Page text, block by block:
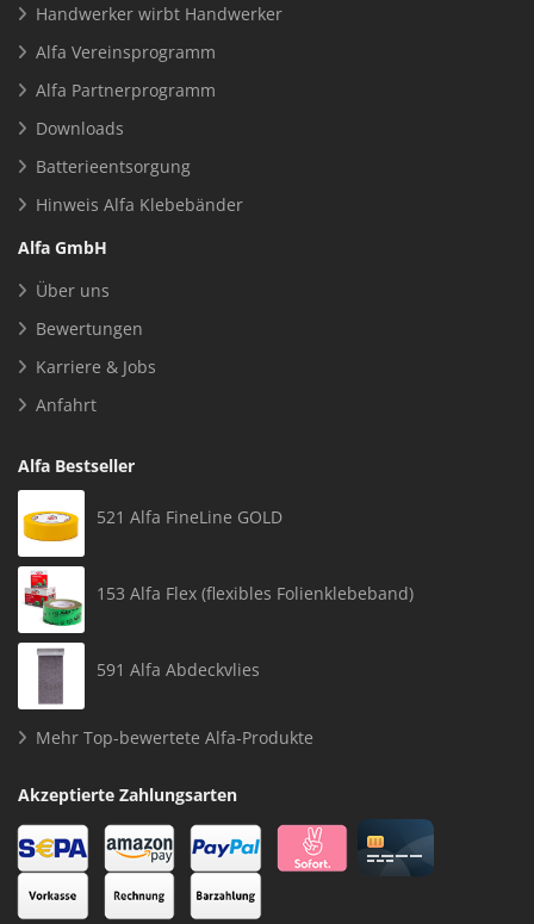
Handwerker wirbt Handwerker
Alfa Vereinsprogramm
Alfa Partnerprogramm
Downloads
Batterieentsorgung
Hinweis Alfa Klebebänder
Alfa GmbH
Über uns
Bewertungen
Karriere & Jobs
Anfahrt
Alfa Bestseller
521 Alfa FineLine GOLD
153 Alfa Flex (flexibles Folienklebeband)
591 Alfa Abdeckvlies
Mehr Top-bewertete Alfa-Produkte
Akzeptierte Zahlungsarten